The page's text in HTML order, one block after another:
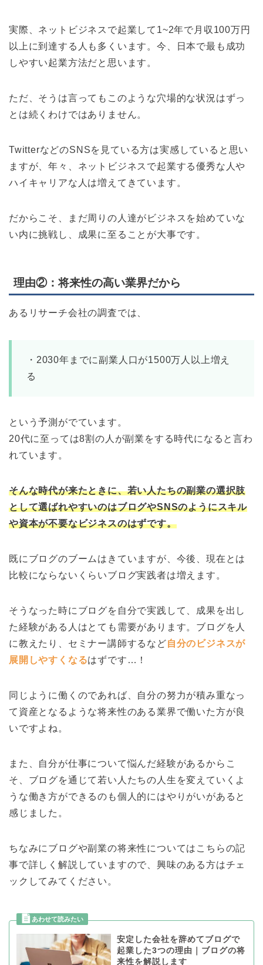
実際、ネットビジネスで起業して1~2年で月収100万円
以上に到達する人も多くいます。今、日本で最も成功
しやすい起業方法だと思います。
ただ、そうは言ってもこのような穴場的な状況はずっ
とは続くわけではありません。
TwitterなどのSNSを見ている方は実感していると思い
ますが、年々、ネットビジネスで起業する優秀な人や
ハイキャリアな人は増えてきています。
だからこそ、まだ周りの人達がビジネスを始めていな
い内に挑戦し、成果に至ることが大事です。
理由②：将来性の高い業界だから
あるリサーチ会社の調査では、
・2030年までに副業人口が1500万人以上増え
る
という予測がでています。
20代に至っては8割の人が副業をする時代になると言わ
れています。
そんな時代が来たときに、若い人たちの副業の選択肢
として選ばれやすいのはブログやSNSのようにスキル
や資本が不要なビジネスのはずです。
既にブログのブームはきていますが、今後、現在とは
比較にならないくらいブログ実践者は増えます。
そうなった時にブログを自分で実践して、成果を出し
た経験がある人はとても需要があります。ブログを人
に教えたり、セミナー講師するなど自分のビジネスが
展開しやすくなるはずです…！
同じように働くのであれば、自分の努力が積み重なっ
て資産となるような将来性のある業界で働いた方が良
いですよね。
また、自分が仕事について悩んだ経験があるからこ
そ、ブログを通じて若い人たちの人生を変えていくよ
うな働き方ができるのも個人的にはやりがいがあると
感じました。
ちなみにブログや副業の将来性についてはこちらの記
事で詳しく解説していますので、興味のある方はチェ
ックしてみてください。
安定した会社を辞めてブログで
起業した3つの理由｜ブログの将
来性を解説します